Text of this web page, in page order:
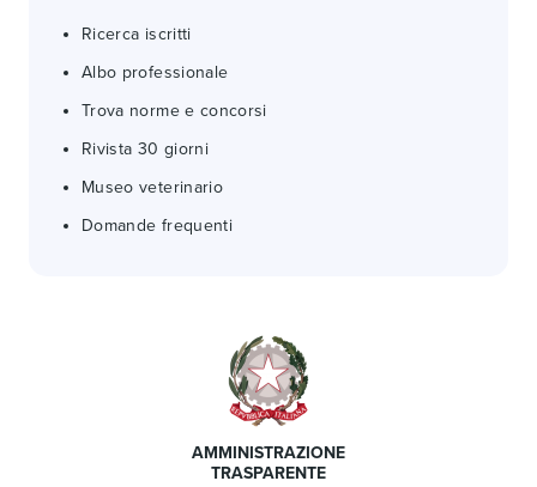
Ricerca iscritti
Albo professionale
Trova norme e concorsi
Rivista 30 giorni
Museo veterinario
Domande frequenti
AMMINISTRAZIONE
TRASPARENTE